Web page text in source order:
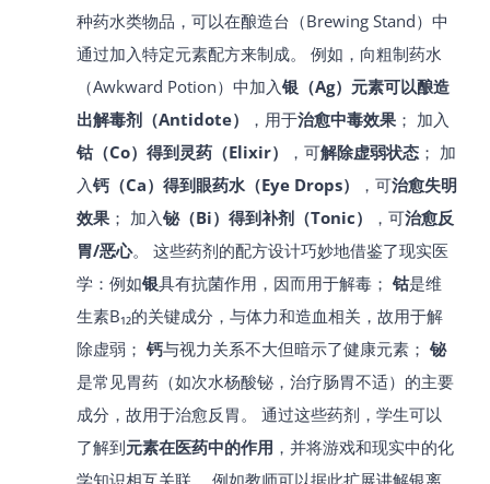
种药水类物品，可以在酿造台（Brewing Stand）中
通过加入特定元素配方来制成。 例如，向粗制药水
（Awkward Potion）中加入银（Ag）元素可以酿造
出解毒剂（Antidote）
，用于治愈中毒效果​； 加入
钴（Co）得到灵药（Elixir）
，可解除虚弱状态​； 加
入钙（Ca）得到眼药水（Eye Drops） ，可治愈失明
效果​； 加入铋（Bi）得到补剂（Tonic） ，可治愈反
胃/恶心。 这些药剂的配方设计巧妙地借鉴了现实医
学：例如银具有抗菌作用，因而用于解毒； 钴是维
生素B₁₂的关键成分，与体力和造血相关，故用于解
除虚弱； 钙与视力关系不大但暗示了健康元素； 铋
是常见胃药（如次水杨酸铋，治疗肠胃不适）的主要
成分，故用于治愈反胃。 通过这些药剂，学生可以
了解到元素在医药中的作用 ，并将游戏和现实中的化
学知识相互关联。 例如教师可以据此扩展讲解银离